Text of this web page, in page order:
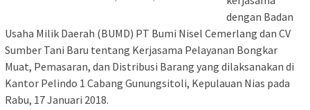
dengan Badan
Usaha Milik Daerah (BUMD) PT Bumi Nisel Cemerlang dan CV
Sumber Tani Baru tentang Kerjasama Pelayanan Bongkar
Muat, Pemasaran, dan Distribusi Barang yang dilaksanakan di
Kantor Pelindo 1 Cabang Gunungsitoli, Kepulauan Nias pada
Rabu, 17 Januari 2018.